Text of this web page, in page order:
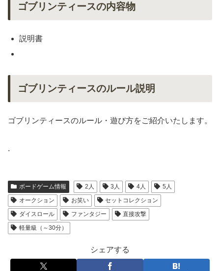
ゴブリンティースの内容物
説明書
ゴブリンティースのルール説明
ゴブリンティースのルール・遊び方をご紹介いたします。
.
ボードゲーム情報 2人 3人 4人
5人
オークション
お笑い
セットコレクション
ダイスロール
ファンタジー
直接攻撃
軽量級（～30分）
シェアする